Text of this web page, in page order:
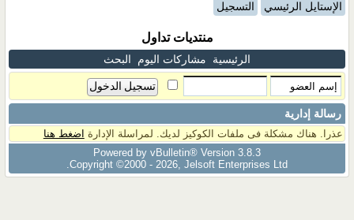
الإستايل الرئيسي التسجيل
منتديات تداول
الرئيسية مشاركات اليوم البحث
رسالة إدارية
عذرا. هناك مشكلة فى ملفات الكوكيز لديك. لمراسلة الإدارة اضغط هنا
Powered by vBulletin® Version 3.8.3
Copyright ©2000 - 2026, Jelsoft Enterprises Ltd.